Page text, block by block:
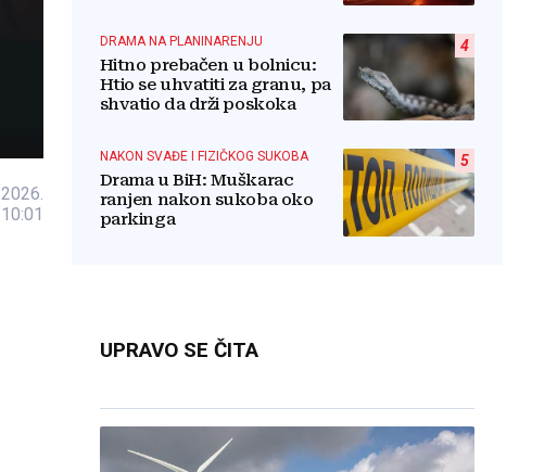
4
DRAMA NA PLANINARENJU
Hitno prebačen u bolnicu:
Htio se uhvatiti za granu, pa
shvatio da drži poskoka
5
NAKON SVAĐE I FIZIČKOG SUKOBA
Drama u BiH: Muškarac
ranjen nakon sukoba oko
parkinga
UPRAVO SE ČITA